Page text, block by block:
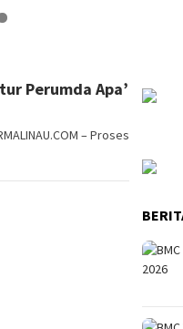
Perumda Apa’
– Proses